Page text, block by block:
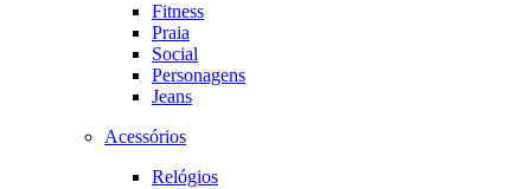
Fitness
Praia
Social
Personagens
Jeans
Acessórios
Relógios